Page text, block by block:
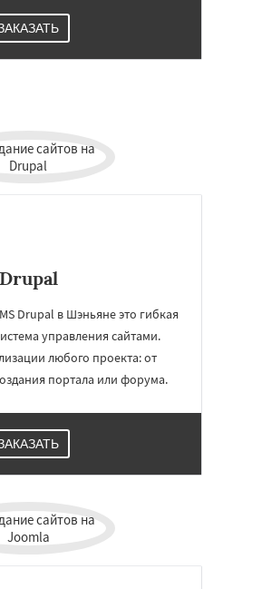
Drupal
Drupal в Шэньяне это гибкая
управления сайтами.
любого проекта: от
портала или форума.